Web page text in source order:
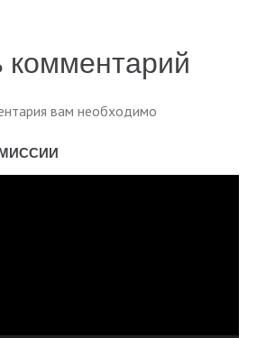
комментарий
вам необходимо